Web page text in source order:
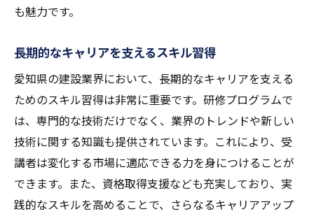
も魅力です。
長期的なキャリアを支えるスキル習得
愛知県の建設業界において、長期的なキャリアを支える
ためのスキル習得は非常に重要です。研修プログラムで
は、専門的な技術だけでなく、業界のトレンドや新しい
技術に関する知識も提供されています。これにより、受
講者は変化する市場に適応できる力を身につけることが
できます。また、資格取得支援なども充実しており、実
践的なスキルを高めることで、さらなるキャリアアップ